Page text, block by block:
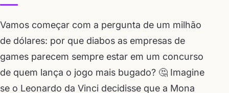
Vamos começar com a pergunta de um milhão
de dólares: por que diabos as empresas de
games parecem sempre estar em um concurso
de quem lança o jogo mais bugado? 🤔 Imagine
se o Leonardo da Vinci decidisse que a Mona